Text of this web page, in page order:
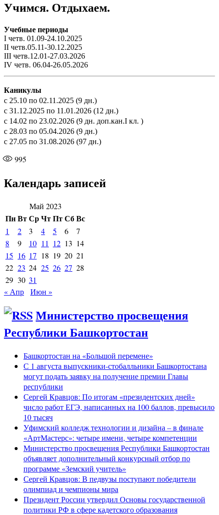
Учимся. Отдыхаем.
Учебные периоды
I четв. 01.09-24.10.2025
II четв.05.11-30.12.2025
III четв.12.01-27.03.2026
IV четв. 06.04-26.05.2026
Каникулы
с 25.10 по 02.11.2025 (9 дн.)
с 31.12.2025 по 11.01.2026 (12 дн.)
с 14.02 по 23.02.2026 (9 дн. доп.кан.I кл. )
с 28.03 по 05.04.2026 (9 дн.)
с 27.05 по 31.08.2026 (97 дн.)
995
Календарь записей
Май 2023
ПнВтСрЧтПтСбВс
1 2 3 4 5 6
7
8
9 10 11 12 13 14
15 16 17 18 19 20 21
22 23 24 25 26 27 28
29 30 31
« Апр
Июн »
Министерство просвещения
Республики Башкортостан
Башкортостан на «Большой перемене»
С 1 августа выпускники-стобалльники Башкортостана
могут подать заявку на получение премии Главы
республики
Сергей Кравцов: По итогам «президентских дней»
число работ ЕГЭ, написанных на 100 баллов, превысило
10 тысяч
Уфимский колледж технологии и дизайна – в финале
«АртМастерс»: четыре имени, четыре компетенции
Министерство просвещения Республики Башкортостан
объявляет дополнительный конкурсный отбор по
программе «Земский учитель»
Сергей Кравцов: В педвузы поступают победители
олимпиад и чемпионы мира
Президент России утвердил Основы государственной
политики РФ в сфере кадетского образования